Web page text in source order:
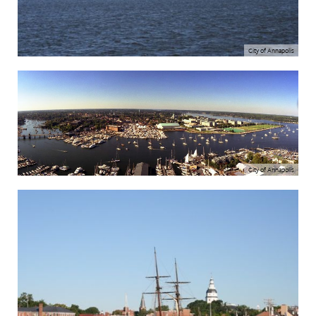
City of Annapolis
City of Annapolis